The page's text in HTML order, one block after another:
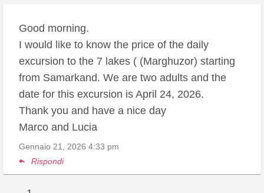
Good morning.
I would like to know the price of the daily
excursion to the 7 lakes ( (Marghuzor) starting
from Samarkand. We are two adults and the
date for this excursion is April 24, 2026.
Thank you and have a nice day
Marco and Lucia
Gennaio 21, 2026 4:33 pm
Rispondi